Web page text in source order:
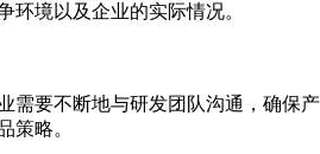
环境以及企业的实际情况。
需要不断地与研发团队沟通，确保
策略。